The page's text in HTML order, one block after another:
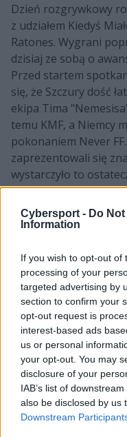
Cybersport - Do
Information
If you wish to opt-out of
processing of your
targeted advertising by
section to confirm your
opt-out request is
interest-based ads
us or personal
your opt-out. You may
disclosure of your
IAB’s list of
also be disclosed by us
Downstream
Dzień rozgrywkowy
z udziałem Kiedyś
Ratones. Wygrani
dzisiaj ze sobą o
Przed startem
się, że Szczury dość
ekipa Tima
temu KMF, a Niemcy
pokonaniem Never
zaprezentowali się
wystarczyło to
Pozostałe trzy padły
jego kumpli, którzy
wielkiego finału
CZYTAJ TEŻ:
Drużyny z LCK
nowe nabytki
Kiedyś Miałem
się przed
Kiedyś Miałem Fun
Rywalem naszych
startem spotkania
Wszystko za sprawą